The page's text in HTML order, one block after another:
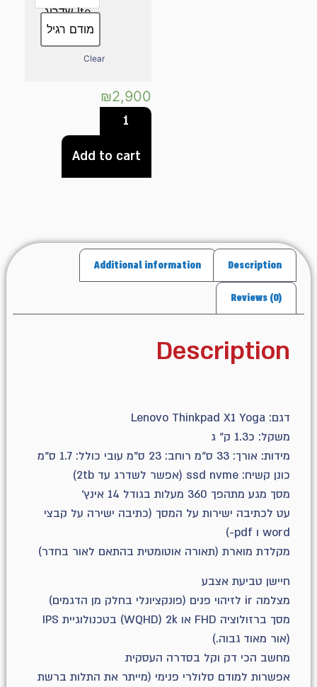
lte שדרוג
300 ש"ח
מודם רגיל
Clear
₪2,900
Add to cart
Description
Additional information
Reviews (0)
Description
דגם: Lenovo Thinkpad X1 Yoga
משקל: כ1.3 ק" ג
מידות: אורך: 33 ס"מ רוחב: 23 ס"מ עובי כולל: 1.7 ס"מ
כונן קשיח: ssd nvme (אפשר לשדרג עד 2tb)
מסך מגע מתהפך 360 מעלות בגודל 14 אינץ'
עט לכתיבה ישירות על המסך (כתיבה ישירה על קבצי
word ו pdf-)
מקלדת מוארת (תאורה אוטומטית בהתאם לאור בחדר)
חיישן טביעת אצבע
מצלמה ir לזיהוי פנים (פונקציונלי בחלק מן הדגמים)
מסך ברזולוציה FHD או WQHD) 2k) בטכנולוגיית IPS
(אור מאוד גבוה.)
מחשב הכי דק וקל בסדרה העסקית
אפשרות למודם סלולרי פנימי (מייתר את התלות ברשת